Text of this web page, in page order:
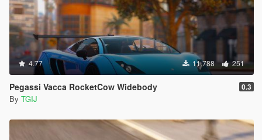
4.77 11,788 251
Pegassi Vacca RocketCow Widebody 0.3
By TGIJ